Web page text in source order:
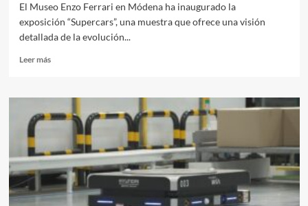
El Museo Enzo Ferrari en Módena ha inaugurado la
exposición “Supercars”, una muestra que ofrece una visión
detallada de la evolución...
Leer másLeer
Ferrari
exposición
superdeportivos
en
Módena